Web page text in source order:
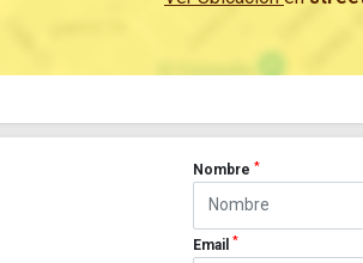
Nombre*
Email*